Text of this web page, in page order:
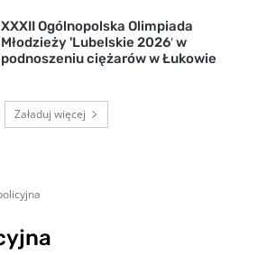
XXXII Ogólnopolska Olimpiada
Młodzieży 'Lubelskie 2026′ w
podnoszeniu ciężarów w Łukowie
Załaduj więcej